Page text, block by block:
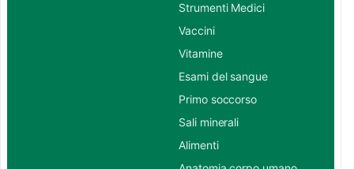
Strumenti Medici
Vaccini
Vitamine
Esami del sangue
Primo soccorso
Sali minerali
Alimenti